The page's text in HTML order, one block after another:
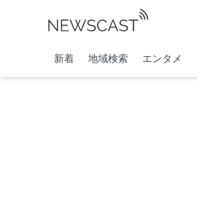
新着 地域検索 エンタメ